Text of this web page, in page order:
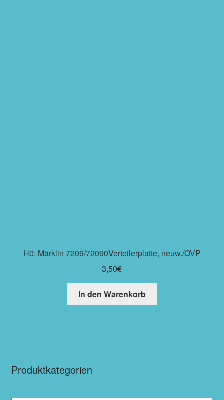
H0: Märklin 7209/72090Verteilerplatte, neuw./OVP
3,50€
In den Warenkorb
Produktkategorien